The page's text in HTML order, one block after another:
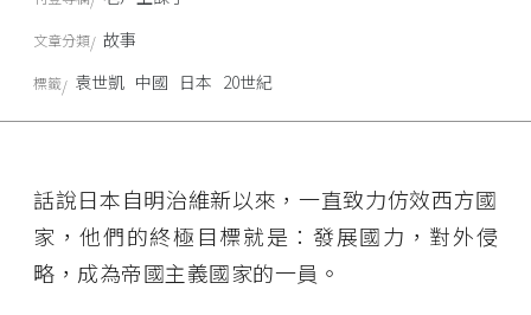
話說日本自明治維新以來，一直致力仿效西方國
家，他們的終極目標就是：發展國力，對外侵
略，成為帝國主義國家的一員。
文章分類 故事
標籤 袁世凱 中國 日本 20世紀